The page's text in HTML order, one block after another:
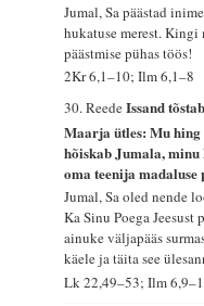
Jumal, Sa päästad
hukatuse merest.
päästmise pühas töös!
2Kr 6,1–10; Ilm 6,1–8
30. ReedeIssand
Maarja ütles: Mu
hõiskab Jumala, minu
oma teenija madaluse
Jumal, Sa oled nende
Ka Sinu Poega
ainuke väljapääs
käele ja täita see
Lk 22,49–53; Ilm